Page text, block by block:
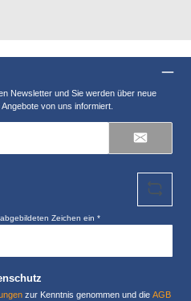
Newsletter und Sie werden über neue
von uns informiert.
Zeichen ein*
zur Kenntnis genommen und dieAGB